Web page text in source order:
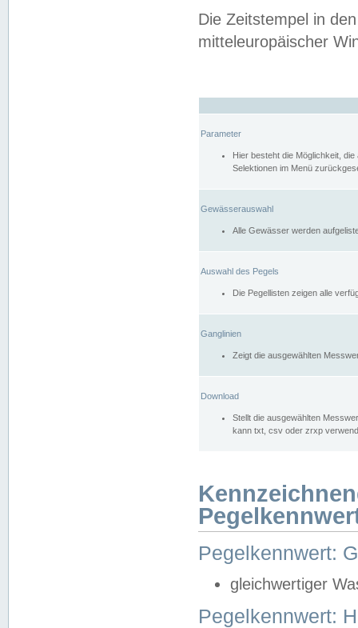
Die Zeitstempel in
mitteleuropäischer
Parameter
Hier besteht die Möglichkeit,
Selektionen im Menü
Gewässerauswahl
Alle Gewässer werden
Auswahl des Pegels
Die Pegellisten zeigen alle
Ganglinien
Zeigt die ausgewählten
Download
Stellt die ausgewählten
kann txt, csv oder zrxp
Pegelkennwert:
gleichwertiger
Pegelkennwert: